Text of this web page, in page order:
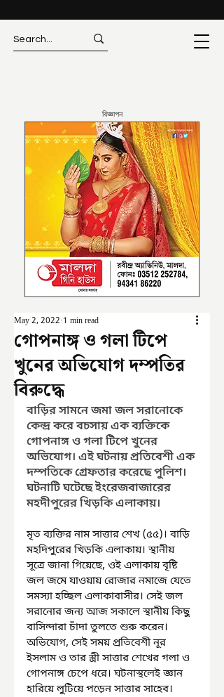
বিজ্ঞাপন
গোপনাঙ্গ ও গলা টিপে
খুনের অভিযোগ দম্পতির
বিরুদ্ধে
May 2, 2022 1 min read
বাড়ির সামনে জমা জল সরানোকে
কেন্দ্র করে বচসায় এক ব্যক্তিকে
গোপনাঙ্গ ও গলা টিপে খুনের
অভিযোগ। এই ঘটনায় প্রতিবেশী এক
দম্পতিকে গ্রেফতার করেছে পুলিশ।
ঘটনাটি ঘটেছে ইংরেজবাজারের
মহদীপুরের খিড়কি এলাকায়।
মৃত ব্যক্তির নাম সাত্তার শেখ (৫৫)। বাড়ি
মহদিপুরের খিড়কি এলাকায়। স্থানীয়
সূত্রে জানা গিয়েছে, ওই এলাকায় বৃষ্টি
জল জমে যাওয়ায় রোজার নমাজে যেতে
সমস্যা হচ্ছিল এলাকাবাসীর। সেই জল
সরানোর জন্য আজ সকালে স্থানীয় কিছু
বাসিন্দারা চাঁদা তুলতে শুরু করেন।
অভিযোগ, সেই সময় প্রতিবেশী নূর
ইসলাম ও তার স্ত্রী সাত্তার শেখের গলা ও
গোপনাঙ্গ চেপে ধরে। ঘটনাস্থলেই জ্ঞান
হারিয়ে লুটিয়ে পড়েন সাত্তার সাহেব।